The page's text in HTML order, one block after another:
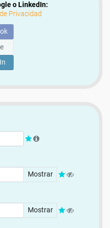
o LinkedIn:
Privacidad
Mostrar
Mostrar